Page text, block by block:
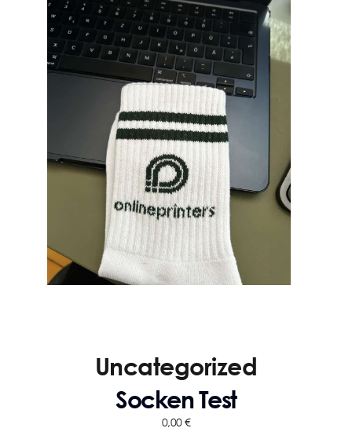
Uncategorized
Socken Test
0,00€